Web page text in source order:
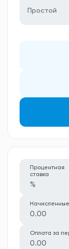
Простой
Процентная
ставка
%
0.00
Оплата за
0.00